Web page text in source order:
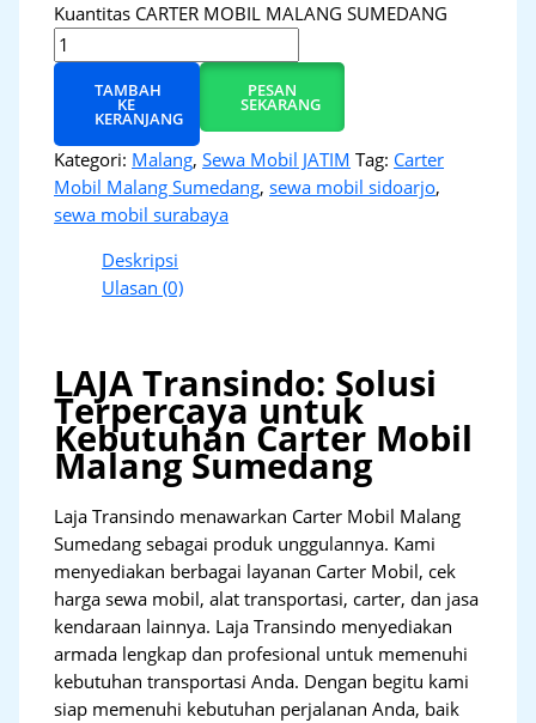
Kuantitas CARTER MOBIL MALANG SUMEDANG
TAMBAH
KE
KERANJANG
PESAN
SEKARANG
Kategori: Malang,Sewa Mobil JATIM Tag: Carter
Mobil Malang Sumedang,sewa mobil sidoarjo,
sewa mobil surabaya
Deskripsi
Ulasan (0)
LAJA Transindo: Solusi
Terpercaya untuk
Kebutuhan Carter Mobil
Malang Sumedang
Laja Transindo menawarkan Carter Mobil Malang
Sumedang sebagai produk unggulannya. Kami
menyediakan berbagai layanan Carter Mobil, cek
harga sewa mobil, alat transportasi, carter, dan jasa
kendaraan lainnya. Laja Transindo menyediakan
armada lengkap dan profesional untuk memenuhi
kebutuhan transportasi Anda. Dengan begitu kami
siap memenuhi kebutuhan perjalanan Anda, baik